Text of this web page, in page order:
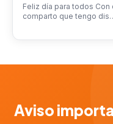
Feliz día para todos
comparto que tengo
Aviso